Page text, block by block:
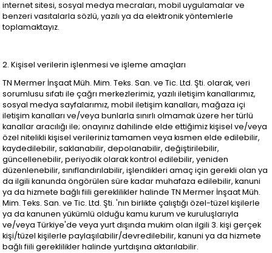
internet sitesi, sosyal medya mecraları, mobil uygulamalar ve
benzeri vasıtalarla sözlü, yazılı ya da elektronik yöntemlerle
toplamaktayız.
2. Kişisel verilerin işlenmesi ve işleme amaçları
TN Mermer İnşaat Müh. Mim. Teks. San. ve Tic. Ltd. Şti. olarak, veri
sorumlusu sıfatı ile çağrı merkezlerimiz, yazılı iletişim kanallarımız,
sosyal medya sayfalarımız, mobil iletişim kanalları, mağaza içi
iletişim kanalları ve/veya bunlarla sınırlı olmamak üzere her türlü
kanallar aracılığı ile; onayınız dahilinde elde ettiğimiz kişisel ve/veya
özel nitelikli kişisel verileriniz tamamen veya kısmen elde edilebilir,
kaydedilebilir, saklanabilir, depolanabilir, değiştirilebilir,
güncellenebilir, periyodik olarak kontrol edilebilir, yeniden
düzenlenebilir, sınıflandırılabilir, işlendikleri amaç için gerekli olan ya
da ilgili kanunda öngörülen süre kadar muhafaza edilebilir, kanuni
ya da hizmete bağlı fiili gereklilikler halinde TN Mermer İnşaat Müh.
Mim. Teks. San. ve Tic. Ltd. Şti. 'nın birlikte çalıştığı özel-tüzel kişilerle
ya da kanunen yükümlü olduğu kamu kurum ve kuruluşlarıyla
ve/veya Türkiye'de veya yurt dışında mukim olan ilgili 3. kişi gerçek
kişi/tüzel kişilerle paylaşılabilir/devredilebilir, kanuni ya da hizmete
bağlı fiili gereklilikler halinde yurtdışına aktarılabilir.